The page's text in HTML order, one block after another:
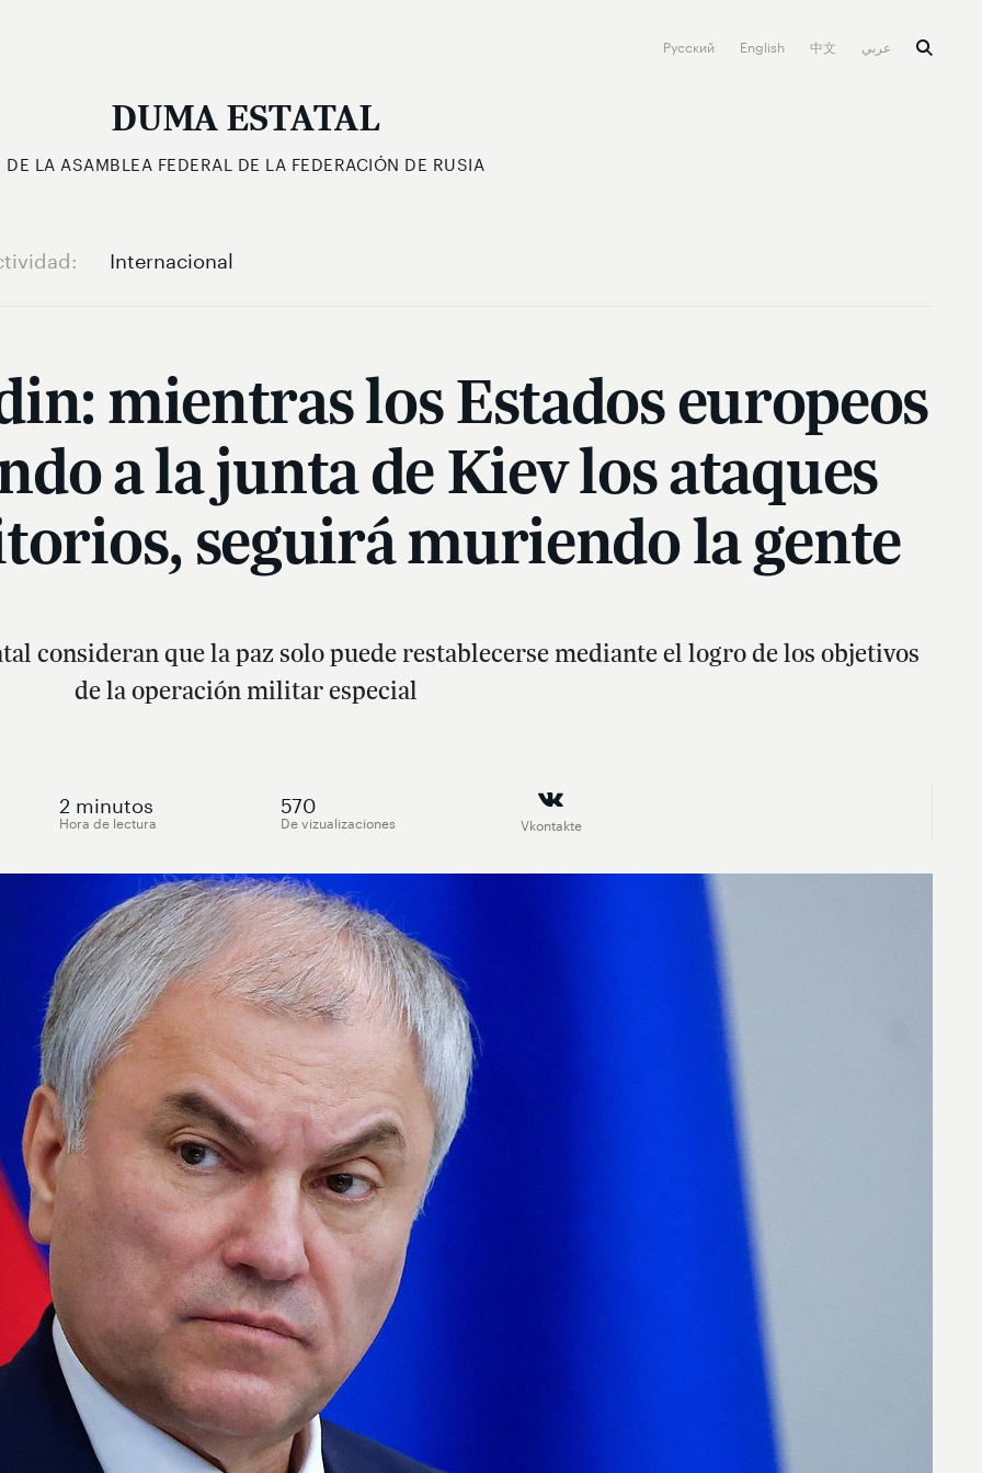
Русский English 中文
DUMA ESTATAL
DE LA ASAMBLEA FEDERAL DE LA FEDERACIÓN DE RUSIA
Internacional
mientras los Estados europeos
a la junta de Kiev los ataques
seguirá muriendo la gente
consideran que la paz solo puede restablecerse mediante el logro de los objetivos
de la operación militar especial
2 minutos
Hora de lectura
570
De vizualizaciones Vkontakte